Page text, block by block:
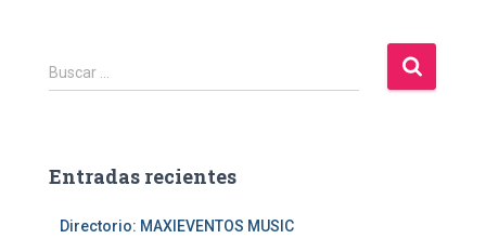
B
u
r
Buscar …
Entradas recientes
Directorio: MAXIEVENTOS MUSIC